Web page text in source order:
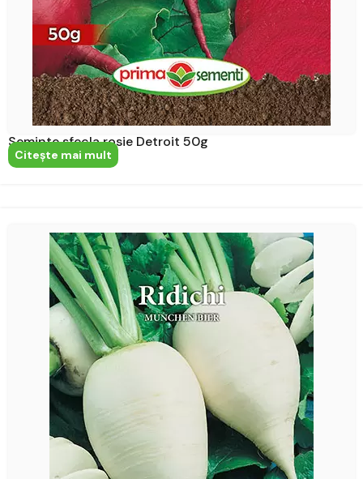
Seminte sfecla rosie Detroit 50g
Citeşte mai mult